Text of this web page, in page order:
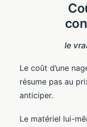
le
Le coût d’une
résume pas au
anticiper.
Le matériel lui-